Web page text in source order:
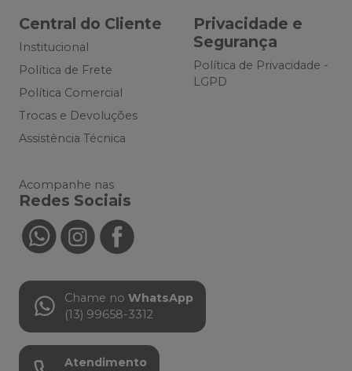
Central do Cliente
Institucional
Política de Frete
Política Comercial
Trocas e Devoluções
Assistência Técnica
Privacidade e
Segurança
Política de Privacidade -
LGPD
Acompanhe nas
Redes Sociais
Chame no WhatsApp
(13) 99658-3312
Atendimento